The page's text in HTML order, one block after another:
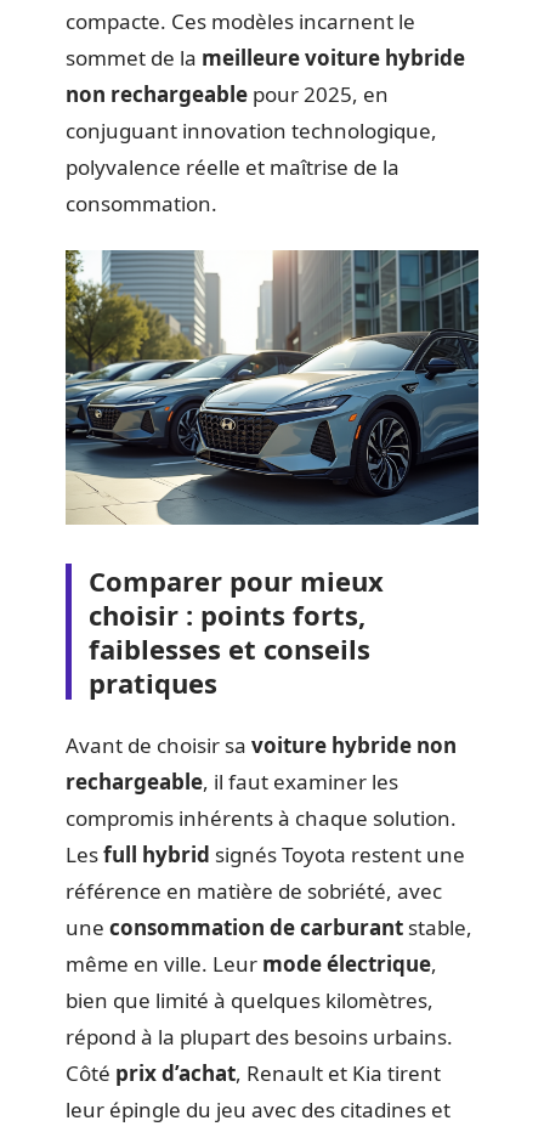
compacte. Ces modèles incarnent le
sommet de la meilleure voiture hybride
non rechargeable pour 2025, en
conjuguant innovation technologique,
polyvalence réelle et maîtrise de la
consommation.
Comparer pour mieux
choisir : points forts,
faiblesses et conseils
pratiques
Avant de choisir sa voiture hybride non
rechargeable, il faut examiner les
compromis inhérents à chaque solution.
Lesfull hybrid signés Toyota restent une
référence en matière de sobriété, avec
une consommation de carburant stable,
même en ville. Leur mode électrique,
bien que limité à quelques kilomètres,
répond à la plupart des besoins urbains.
Côté prix d’achat, Renault et Kia tirent
leur épingle du jeu avec des citadines et